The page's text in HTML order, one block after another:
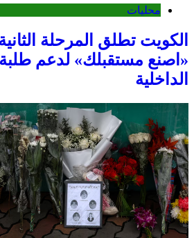
محليات
الكويت تطلق المرحلة
«اصنع مستقبلك» لدعم طلبة
الداخلية